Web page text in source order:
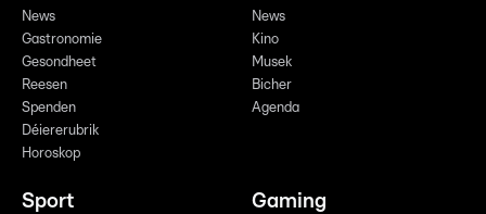
News
Gastronomie
Gesondheet
Reesen
Spenden
Déiererubrik
Horoskop
News
Kino
Musek
Bicher
Agenda
Sport Gaming